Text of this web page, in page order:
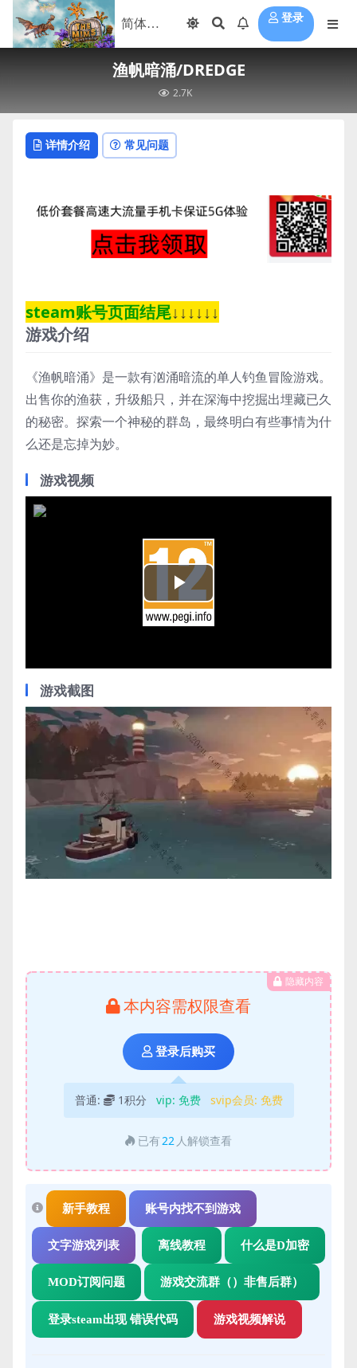
登录
渔帆暗涌/DREDGE
2.7K
详情介绍 常见问题
steam账号页面结尾↓↓↓↓↓↓
游戏介绍
《渔帆暗涌》是一款有汹涌暗流的单人钓鱼冒险游戏。
出售你的渔获，升级船只，并在深海中挖掘出埋藏已久
的秘密。探索一个神秘的群岛，最终明白有些事情为什
么还是忘掉为妙。
游戏视频
Play
游戏截图
隐藏内容
本内容需权限查看
登录后购买
普通: 1积分 vip: 免费 svip会员: 免费
已有 22 人解锁查看
新手教程 账号内找不到游戏
文字游戏列表 离线教程 什么是D加密
MOD订阅问题 游戏交流群（）非售后群）
登录steam出现 错误代码 游戏视频解说